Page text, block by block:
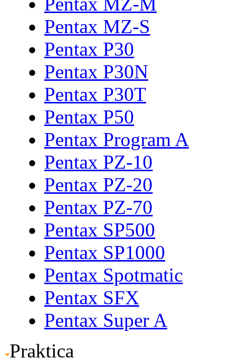
Pentax MZ-S
Pentax P30
Pentax P30N
Pentax P30T
Pentax P50
Pentax Program A
Pentax PZ-10
Pentax PZ-20
Pentax PZ-70
Pentax SP500
Pentax SP1000
Pentax Spotmatic
Pentax SFX
Pentax Super A
Praktica